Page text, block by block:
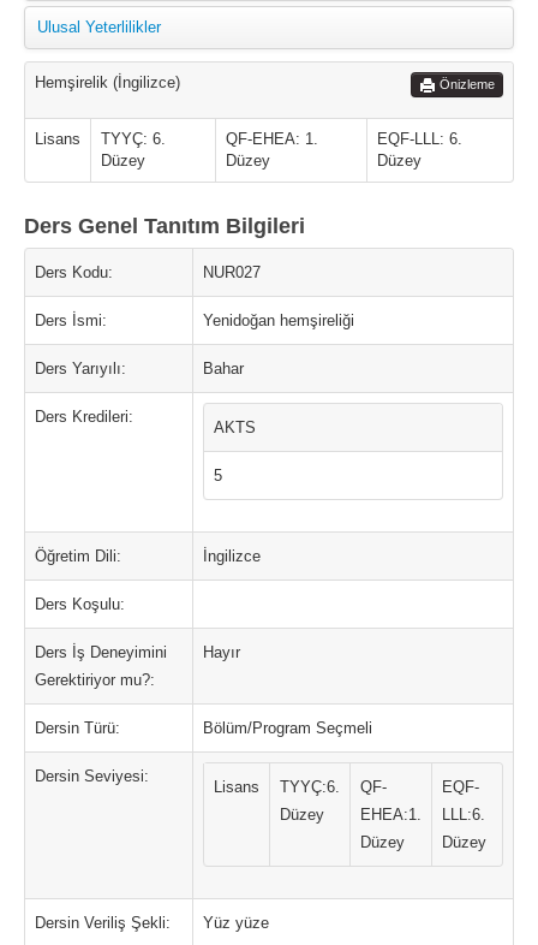
Ulusal Yeterlilikler
Hemşirelik (İngilizce) Önizleme
Lisans
TYYÇ: 6.
Düzey
QF-EHEA: 1.
Düzey
EQF-LLL: 6.
Düzey
Ders Genel Tanıtım Bilgileri
Ders Kodu: NUR027
Ders İsmi: Yenidoğan hemşireliği
Ders Yarıyılı: Bahar
Ders Kredileri:
AKTS
5
Öğretim Dili: İngilizce
Ders Koşulu:
Ders İş Deneyimini
Gerektiriyor mu?:
Hayır
Dersin Türü: Bölüm/Program Seçmeli
Dersin Seviyesi:
Lisans
TYYÇ:6.
Düzey
QF-
EHEA:1.
Düzey
EQF-
LLL:6.
Düzey
Dersin Veriliş Şekli: Yüz yüze